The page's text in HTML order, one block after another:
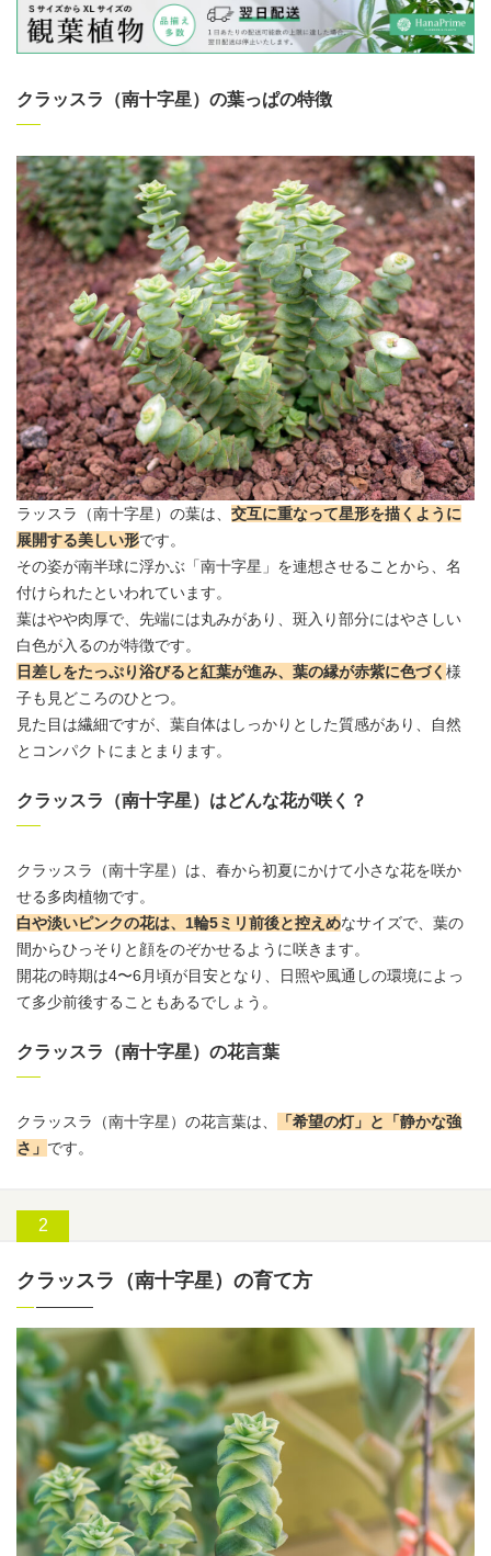
クラッスラ（南十字星）の葉っぱの特徴
ラッスラ（南十字星）の葉は、 交互に重なって星形を描くように
展開する美しい形です。
その姿が南半球に浮かぶ「南十字星」を連想させることから、名
付けられたといわれています。
葉はやや肉厚で、先端には丸みがあり、斑入り部分にはやさしい
白色が入るのが特徴です。
日差しをたっぷり浴びると紅葉が進み、葉の縁が赤紫に色づく 様
子も見どころのひとつ。
見た目は繊細ですが、葉自体はしっかりとした質感があり、自然
とコンパクトにまとまります。
クラッスラ（南十字星）はどんな花が咲く？
クラッスラ
（南十字星）は、春から初夏にかけて小さな花を咲か
せる多肉植物です。
白や淡いピンクの花は、1輪5ミリ前後と控えめなサイズで、葉の
間からひっそりと顔をのぞかせるように咲きます。
開花の時期は4〜6月頃が目安となり、日照や風通しの環境によっ
て多少前後することもあるでしょう。
クラッスラ（南十字星）の花言葉
クラッスラ （南十字星）の花言葉は、
「希望の灯」と「静かな強
さ」 です。
クラッスラ（南十字星）の育て方